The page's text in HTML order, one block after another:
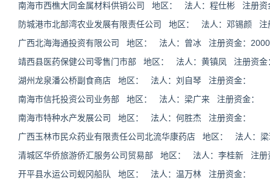
南海市西樵大同金属材料供销公司 地区： 法人：程仕彬 注册资
防城港市北部湾农业发展有限责任公司 地区： 法人：邓锡颜 注
广西北海海通投资有限公司 地区： 法人：曾冰 注册资金：
靖西县医药保健公司零售门市部 地区： 法人：黄镇凤 注册资金
湖州龙泉潘公桥副食商店 地区： 法人：刘自琴 注册资金：
南海市信托投资公司业务部 地区： 法人：梁广来 注册资金：
南海市特种水产发展公司 地区： 法人：何胜杰 注册资金：
广西玉林市民众药业有限责任公司北流华康药店 地区： 法人：
清城区华侨旅游侨汇服务公司贸易部 地区： 法人：李桂新 注册
开平县水运公司蚬冈船队 地区： 法人：温万林 注册资金：